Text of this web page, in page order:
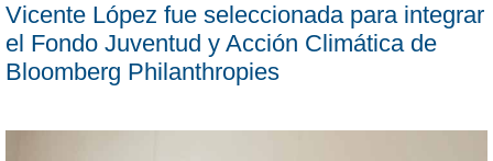
Vicente López fue seleccionada para integrar
el Fondo Juventud y Acción Climática de
Bloomberg Philanthropies